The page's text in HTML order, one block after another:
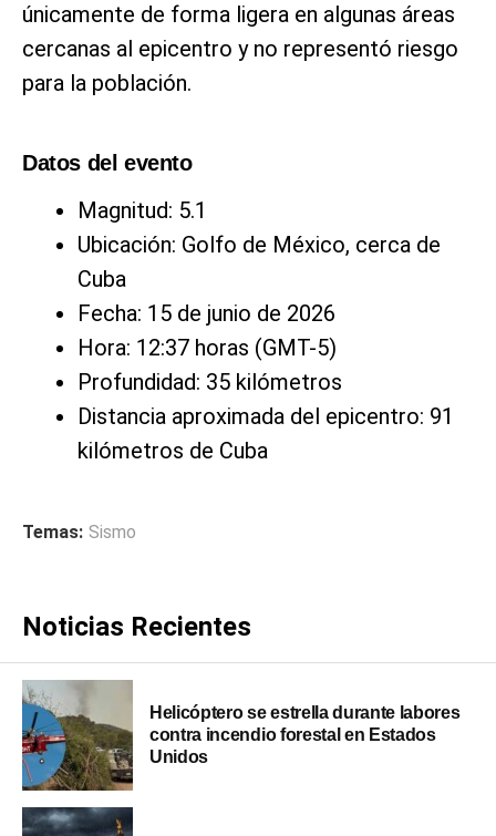
únicamente de forma ligera en algunas áreas
cercanas al epicentro y no representó riesgo
para la población.
Datos del evento
Magnitud: 5.1
Ubicación: Golfo de México, cerca de
Cuba
Fecha: 15 de junio de 2026
Hora: 12:37 horas (GMT-5)
Profundidad: 35 kilómetros
Distancia aproximada del epicentro: 91
kilómetros de Cuba
Temas: Sismo
Noticias Recientes
Helicóptero se estrella durante labores
contra incendio forestal en Estados
Unidos